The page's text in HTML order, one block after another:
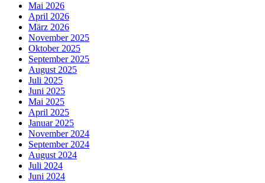
Mai 2026
April 2026
März 2026
November 2025
Oktober 2025
September 2025
August 2025
Juli 2025
Juni 2025
Mai 2025
April 2025
Januar 2025
November 2024
September 2024
August 2024
Juli 2024
Juni 2024